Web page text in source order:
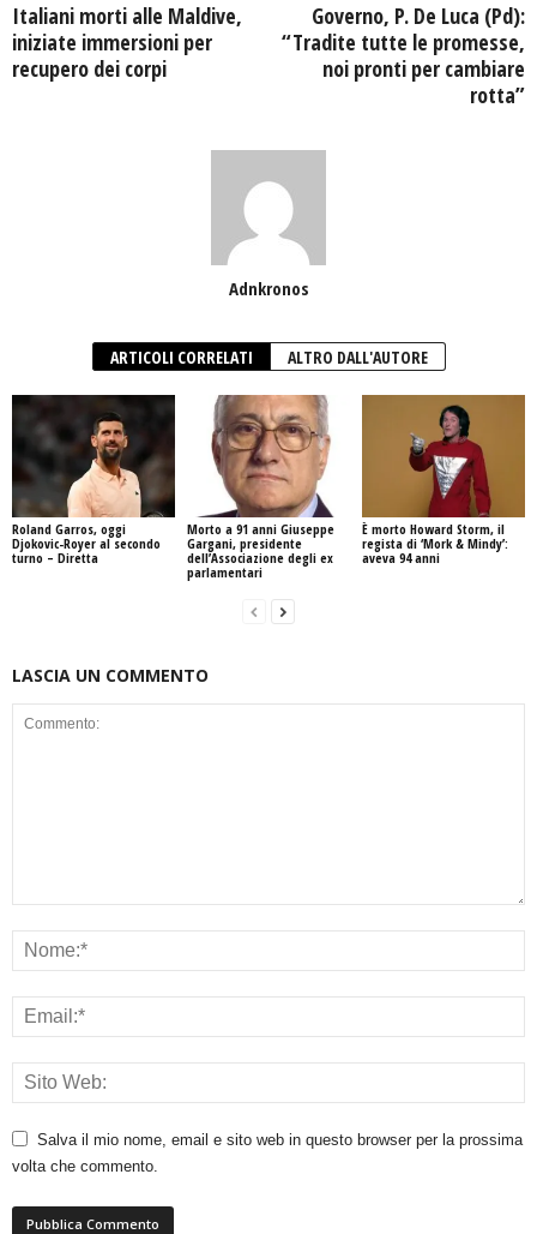
Italiani morti alle Maldive,
iniziate immersioni per
recupero dei corpi
Governo, P. De Luca (Pd):
“Tradite tutte le promesse,
noi pronti per cambiare
rotta”
Adnkronos
ARTICOLI CORRELATI ALTRO DALL'AUTORE
Roland Garros, oggi
Djokovic-Royer al secondo
turno – Diretta
Morto a 91 anni Giuseppe
Gargani, presidente
dell’Associazione degli ex
parlamentari
È morto Howard Storm, il
regista di ‘Mork & Mindy’:
aveva 94 anni
LASCIA UN COMMENTO
Salva il mio nome, email e sito web in questo browser per la prossima
volta che commento.